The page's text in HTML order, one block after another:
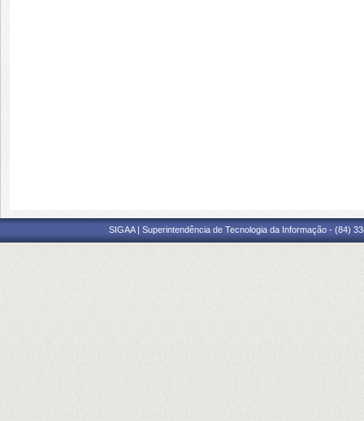
SIGAA | Superintendência de Tecnologia da Informação - (84)